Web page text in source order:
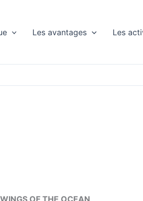
Les avantages Les